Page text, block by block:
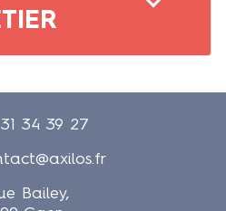
34 39 27
Bailey,